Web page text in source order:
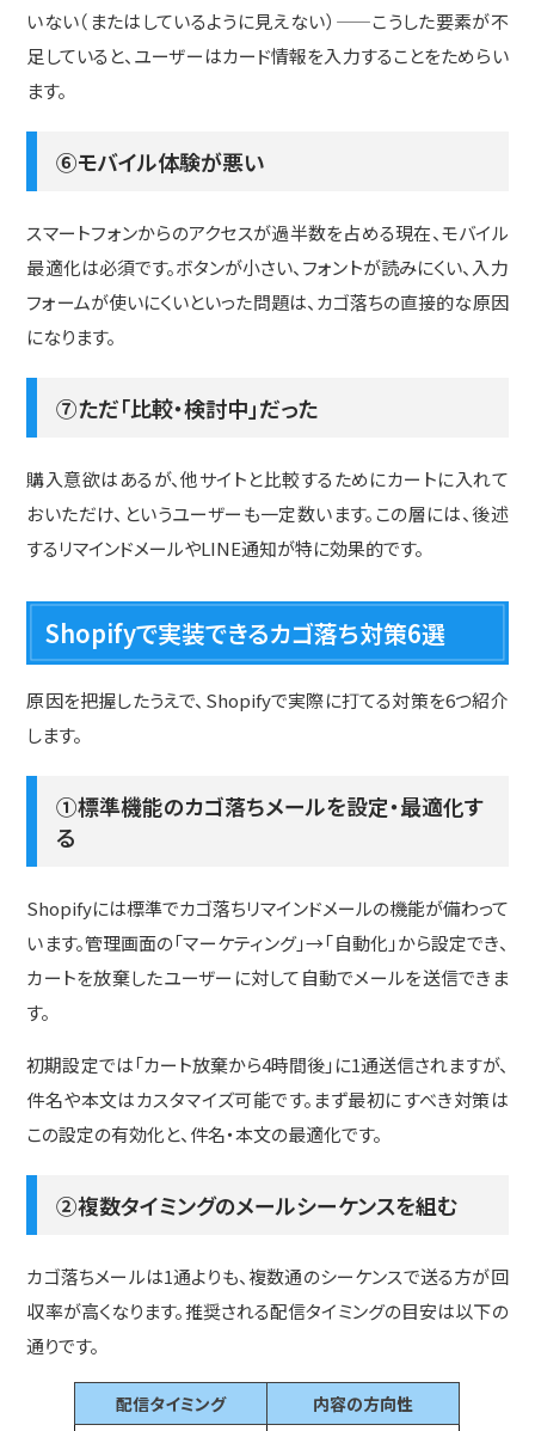
いない（またはしているように見えない）——こうした要素が不
足していると、ユーザーはカード情報を入力することをためらい
ます。
⑥モバイル体験が悪い
スマートフォンからのアクセスが過半数を占める現在、モバイル
最適化は必須です。ボタンが小さい、フォントが読みにくい、入力
フォームが使いにくいといった問題は、カゴ落ちの直接的な原因
になります。
⑦ただ「比較・検討中」だった
購入意欲はあるが、他サイトと比較するためにカートに入れて
おいただけ、というユーザーも一定数います。この層には、後述
するリマインドメールやLINE通知が特に効果的です。
Shopifyで実装できるカゴ落ち対策6選
原因を把握したうえで、Shopifyで実際に打てる対策を6つ紹介
します。
①標準機能のカゴ落ちメールを設定・最適化す
る
Shopifyには標準でカゴ落ちリマインドメールの機能が備わって
います。管理画面の「マーケティング」→「自動化」から設定でき、
カートを放棄したユーザーに対して自動でメールを送信できま
す。
初期設定では「カート放棄から4時間後」に1通送信されますが、
件名や本文はカスタマイズ可能です。まず最初にすべき対策は
この設定の有効化と、件名・本文の最適化です。
②複数タイミングのメールシーケンスを組む
カゴ落ちメールは1通よりも、複数通のシーケンスで送る方が回
収率が高くなります。推奨される配信タイミングの目安は以下の
通りです。
配信タイミング 内容の方向性